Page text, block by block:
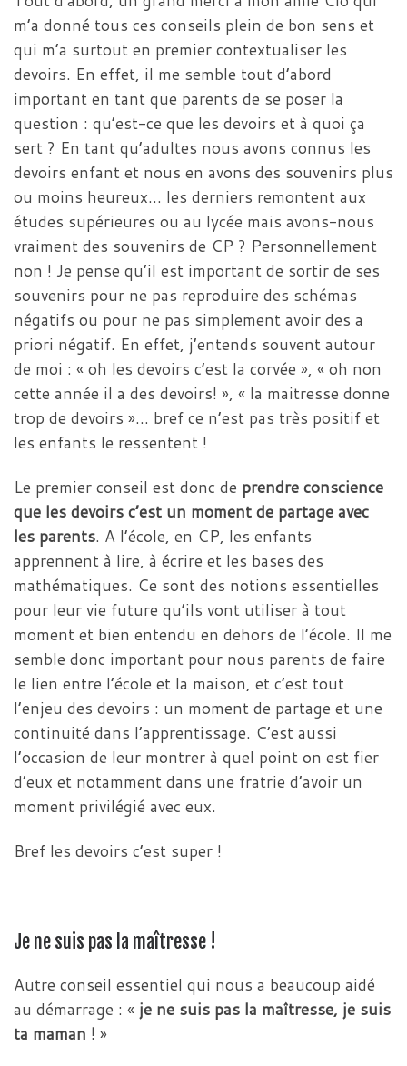
m’a donné tous ces conseils plein de bon sens et
qui m’a surtout en premier contextualiser les
devoirs. En effet, il me semble tout d’abord
important en tant que parents de se poser la
question : qu’est-ce que les devoirs et à quoi ça
sert ? En tant qu’adultes nous avons connus les
devoirs enfant et nous en avons des souvenirs plus
ou moins heureux… les derniers remontent aux
études supérieures ou au lycée mais avons-nous
vraiment des souvenirs de CP ? Personnellement
non ! Je pense qu’il est important de sortir de ses
souvenirs pour ne pas reproduire des schémas
négatifs ou pour ne pas simplement avoir des a
priori négatif. En effet, j’entends souvent autour
de moi : « oh les devoirs c’est la corvée », « oh non
cette année il a des devoirs! », « la maitresse donne
trop de devoirs »… bref ce n’est pas très positif et
les enfants le ressentent !
Le premier conseil est donc de prendre conscience
que les devoirs c’est un moment de partage avec
les parents. A l’école, en CP, les enfants
apprennent à lire, à écrire et les bases des
mathématiques. Ce sont des notions essentielles
pour leur vie future qu’ils vont utiliser à tout
moment et bien entendu en dehors de l’école. Il me
semble donc important pour nous parents de faire
le lien entre l’école et la maison, et c’est tout
l’enjeu des devoirs : un moment de partage et une
continuité dans l’apprentissage. C’est aussi
l’occasion de leur montrer à quel point on est fier
d’eux et notamment dans une fratrie d’avoir un
moment privilégié avec eux.
Bref les devoirs c’est super !
Je ne suis pas la maîtresse !
Autre conseil essentiel qui nous a beaucoup aidé
au démarrage : « je ne suis pas la maîtresse, je suis
ta maman ! »